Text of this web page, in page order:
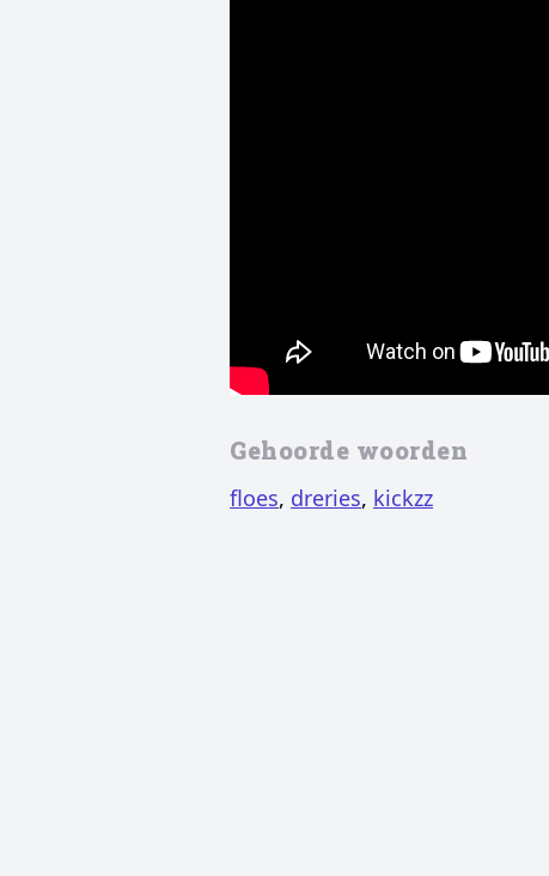
Gehoorde woorden
floes, dreries, kickzz